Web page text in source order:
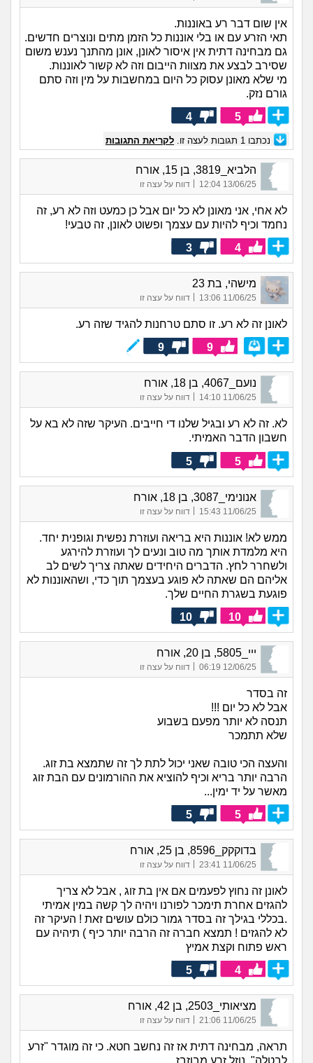
אין שום דבר רע באוננות.
תאי הזרע עם או בלי אוננות כל הזמן מתים ונוצרים חדשים.
גם מבחינה דתית אין איסור לאונן, אונן מהתנך נענש משום
שסירב לבצע את מצוות הייבום וזה לא קשור לאוננות.
מי שלא מאונן עסוק כל היום במחשבות על מין וזה סתם
גורם נזק.
5
4
נכתבו 1 תגובות לעצה זו. לקריאת התגובות
הלביא_3819, בן 15, אורח
13/06/25 12:04
| דווח על עצה זו
לא אחי, אני מאונן לא כל יום אבל כן כמעט וזה לא רע, זה
נחמד וכיף להיות עם עצמך ופשוט לאונן, זה טבעי!
4
3
מישהי, בת 23
11/06/25 13:06 דווח על עצה זו
לאונן זה לא רע. זו סתם טרחנות להגיד שזה רע.
9
9
נועם_4067, בן 18, אורח
11/06/25 14:10 דווח על עצה זו
לא. זה לא רע ובגיל שלנו די חייבים. העיקר שזה לא בא על
חשבון הדבר האמיתי.
5
5
אנונימי_3087, בן 18, אורח
11/06/25 15:43
| דווח על עצה זו
ממש לא! אוננות היא בריאה ועוזרת נפשית וגופנית יחד.
היא מלמדת אותך מה טוב ונעים לך ועוזרת להירגע
ולשחרר לחץ. הדברים היחידים שאתה צריך לשים לב
אליהם הם שאתה לא פוגע בעצמך תוך כדי, ושהאוננות לא
פוגעת בשגרת החיים שלך.
10
10
ייי_5805, בן 20, אורח
12/06/25 06:19
| דווח על עצה זו
זה בסדר
אבל לא כל יום !!!
תנסה לא יותר מפעם בשבוע
שלא תתמכר
והעצה הכי טובה שאני יכול לתת לך זה שתמצא בת זוג.
הרבה יותר בריא וכיף להוציא את ההורמונים עם הבת זוג
מאשר על יד ימין...
5
5
בדוקקק_8596, בן 25, אורח
11/06/25 23:41 דווח על עצה זו
לאונן זה נחוץ לפעמים אם אין בת זוג , אבל לא צריך
להגזים אחרת תימכר לפורנו ויהיה לך קשה במין אמיתי
.בכללי בגילך זה בסדר גמור כולם עושים זאת ! העיקר זה
לא להגזים ! תמצא חברה זה הרבה יותר כיף ) תיהיה עם
ראש פתוח וקצת אמיץ
4
5
מציאותי_2503, בן 42, אורח
11/06/25 21:06 דווח על עצה זו
תראה, מבחינה דתית אז זה נחשב חטא. כי זה מוגדר "זרע